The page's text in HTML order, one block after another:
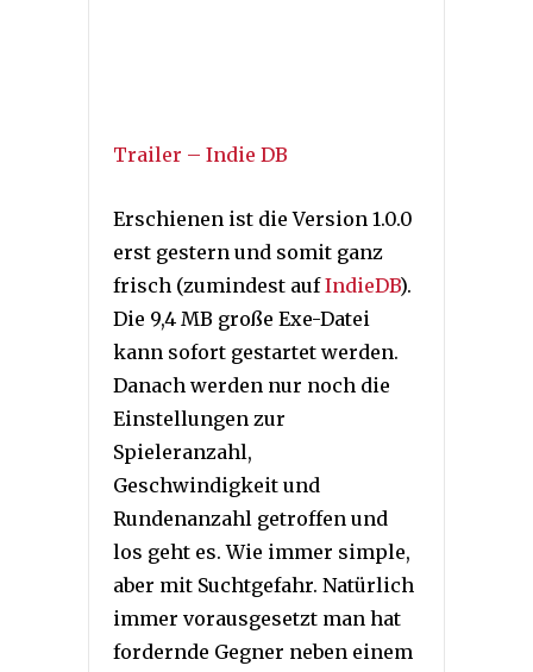
Trailer – Indie DB
Erschienen ist die Version 1.0.0
erst gestern und somit ganz
frisch (zumindest aufIndieDB).
Die 9,4 MB große Exe-Datei
kann sofort gestartet werden.
Danach werden nur noch die
Einstellungen zur
Spieleranzahl,
Geschwindigkeit und
Rundenanzahl getroffen und
los geht es. Wie immer simple,
aber mit Suchtgefahr. Natürlich
immer vorausgesetzt man hat
fordernde Gegner neben einem